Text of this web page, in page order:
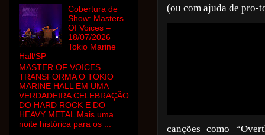
(ou com ajuda de pro-
canções como
Cobertura de
Show: Masters
Of Voices –
18/07/2026 –
Tokio Marine
Hall/SP
MASTER OF VOICES
TRANSFORMA O TOKIO
MARINE HALL EM UMA
VERDADEIRA CELEBRAÇÃO
DO HARD ROCK E DO
HEAVY METAL Mais uma
noite histórica para os ...